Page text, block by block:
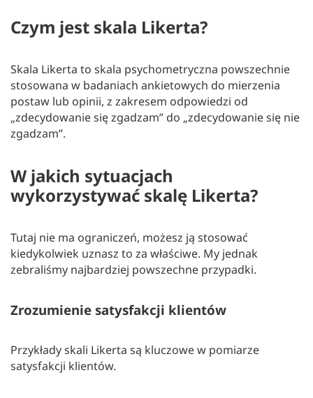
Czym jest skala Likerta?
Skala Likerta to skala psychometryczna powszechnie
stosowana w badaniach ankietowych do mierzenia
postaw lub opinii, z zakresem odpowiedzi od
„zdecydowanie się zgadzam” do „zdecydowanie się nie
zgadzam”.
W jakich sytuacjach
wykorzystywać skalę Likerta?
Tutaj nie ma ograniczeń, możesz ją stosować
kiedykolwiek uznasz to za właściwe. My jednak
zebraliśmy najbardziej powszechne przypadki.
Zrozumienie satysfakcji klientów
Przykłady skali Likerta są kluczowe w pomiarze
satysfakcji klientów.